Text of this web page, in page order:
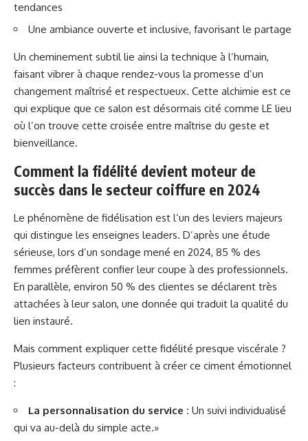
tendances
Une ambiance ouverte et inclusive, favorisant le partage
Un cheminement subtil lie ainsi la technique à l’humain,
faisant vibrer à chaque rendez-vous la promesse d’un
changement maîtrisé et respectueux. Cette alchimie est ce
qui explique que ce salon est désormais cité comme LE lieu
où l’on trouve cette croisée entre maîtrise du geste et
bienveillance.
Comment la fidélité devient moteur de
succès dans le secteur coiffure en 2024
Le phénomène de fidélisation est l’un des leviers majeurs
qui distingue les enseignes leaders. D’après une étude
sérieuse, lors d’un sondage mené en 2024, 85 % des
femmes préfèrent confier leur coupe à des professionnels.
En parallèle, environ 50 % des clientes se déclarent très
attachées à leur salon, une donnée qui traduit la qualité du
lien instauré.
Mais comment expliquer cette fidélité presque viscérale ?
Plusieurs facteurs contribuent à créer ce ciment émotionnel
:
La personnalisation du service : Un suivi individualisé
qui va au-delà du simple acte.»